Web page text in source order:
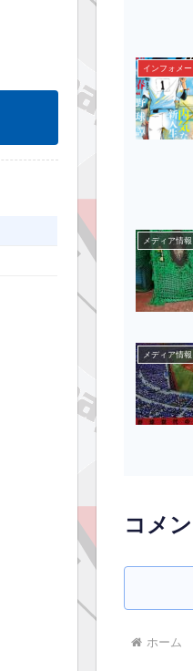
インフォメ
メディア情報
メディア情報
コメ
ホーム